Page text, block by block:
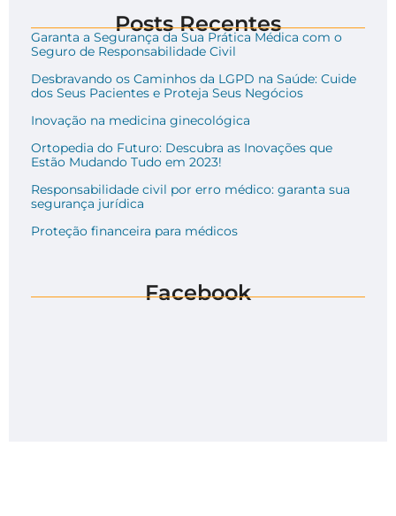
Posts Recentes
Garanta a Segurança da Sua Prática Médica com o
Seguro de Responsabilidade Civil
Desbravando os Caminhos da LGPD na Saúde: Cuide
dos Seus Pacientes e Proteja Seus Negócios
Inovação na medicina ginecológica
Ortopedia do Futuro: Descubra as Inovações que
Estão Mudando Tudo em 2023!
Responsabilidade civil por erro médico: garanta sua
segurança jurídica
Proteção financeira para médicos
Facebook